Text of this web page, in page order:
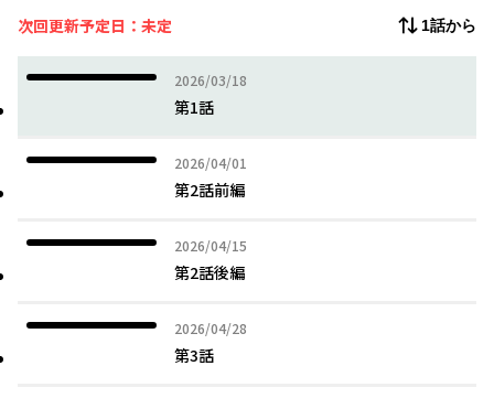
冗談だと思っていたトラからの本気の告白に、幼馴染としての好
きと本当の好きの違いに気づけていない真白の脳内は大混乱。
「片想いって、人を好きになるって、こんなに楽しくて、こんな
甘えんぼなウサギ系男子と包容力抜群な甘やかしトラ系男子のむ
ずキュン甘々幼馴染ラブストーリー！
次回更新予定日：未定 1話から
2026/03/18
2026年03月18日
第1話
2026/04/01
2026年04月01日
第2話前編
2026/04/15
2026年04月15日
第2話後編
2026/04/28
2026年04月28日
第3話